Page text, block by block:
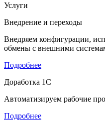
Услуги
Внедрение и переходы
Внедряем конфигурации,
обмены с внешними
Подробнее
Доработка 1С
Автоматизируем рабочие
Подробнее